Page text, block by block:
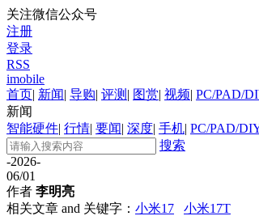
关注微信公众号
注册
登录
RSS
imobile
首页| 新闻| 导购| 评测 | 图赏| 视频| PC/PAD/
新闻
智能硬件| 行情| 要闻| 深度| 手机| PC/PAD/
搜索
-2026-
06/01
作者 李明亮
相关文章 and 关键字： 小米17
小米17T